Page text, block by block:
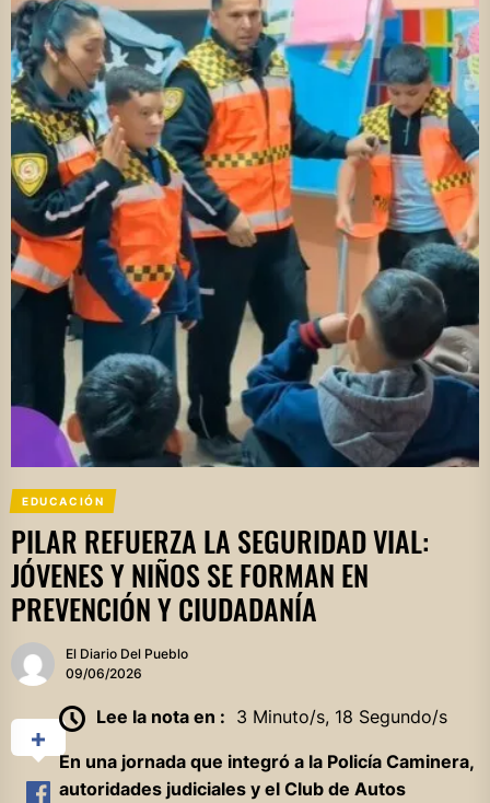
EDUCACIÓN
PILAR REFUERZA LA SEGURIDAD VIAL:
JÓVENES Y NIÑOS SE FORMAN EN
PREVENCIÓN Y CIUDADANÍA
El Diario Del Pueblo
09/06/2026
Lee la nota en : 3 Minuto/s, 18 Segundo/s
En una jornada que integró a la Policía Caminera,
autoridades judiciales y el Club de Autos